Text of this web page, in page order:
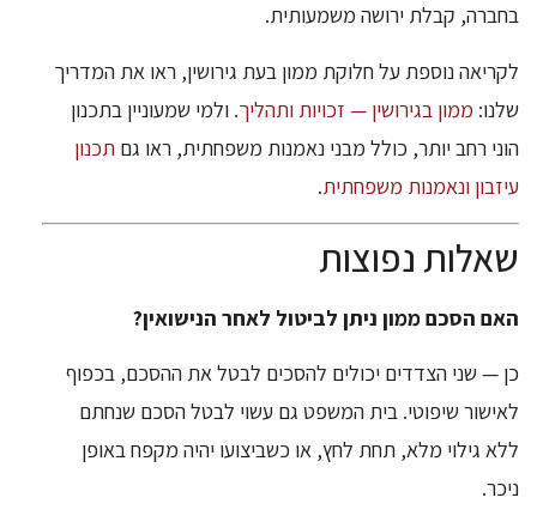
בחברה, קבלת ירושה משמעותית.
לקריאה נוספת על חלוקת ממון בעת גירושין, ראו את המדריך
שלנו: ממון בגירושין — זכויות ותהליך. ולמי שמעוניין בתכנון
הוני רחב יותר, כולל מבני נאמנות משפחתית, ראו גם תכנון
עיזבון ונאמנות משפחתית.
שאלות נפוצות
האם הסכם ממון ניתן לביטול לאחר הנישואין?
כן — שני הצדדים יכולים להסכים לבטל את ההסכם, בכפוף
לאישור שיפוטי. בית המשפט גם עשוי לבטל הסכם שנחתם
ללא גילוי מלא, תחת לחץ, או כשביצועו יהיה מקפח באופן
ניכר.